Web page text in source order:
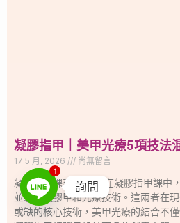
凝膠指甲｜美甲光療5項技法
17 5 月, 2026 尚無留言
凝膠美甲課教學內容 在凝膠指甲課中
並掌握凝膠甲和光療技術。這兩者在
或缺的核心技術，美甲光療的結合不
1
詢問